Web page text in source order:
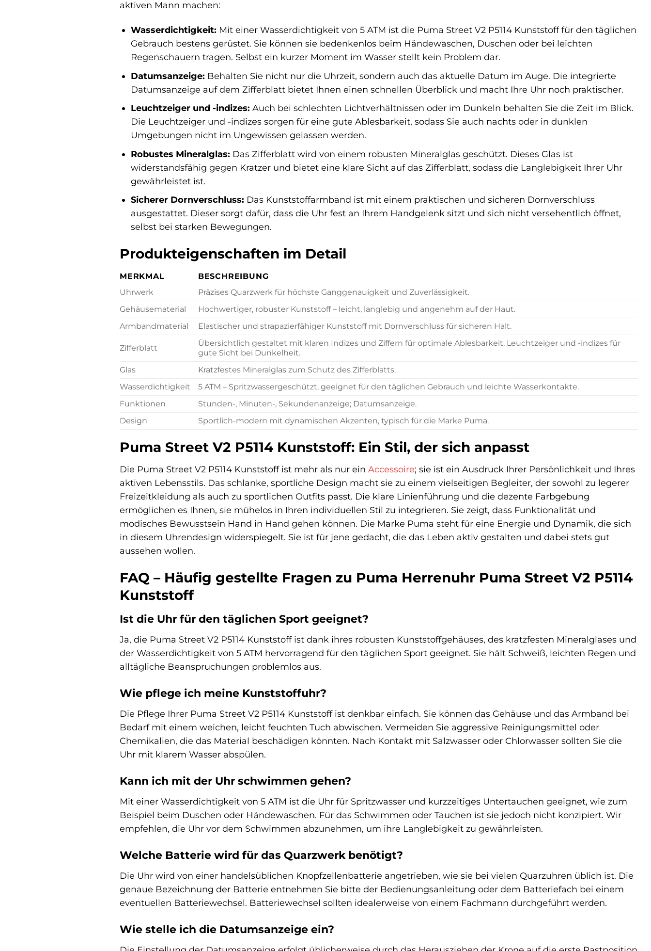
aktiven Mann machen:
Wasserdichtigkeit: Mit einer Wasserdichtigkeit von 5 ATM ist die Puma Street V2 P5114 Kunststoff für den täglichen
Gebrauch bestens gerüstet. Sie können sie bedenkenlos beim Händewaschen, Duschen oder bei leichten
Regenschauern tragen. Selbst ein kurzer Moment im Wasser stellt kein Problem dar.
Datumsanzeige: Behalten Sie nicht nur die Uhrzeit, sondern auch das aktuelle Datum im Auge. Die integrierte
Datumsanzeige auf dem Zifferblatt bietet Ihnen einen schnellen Überblick und macht Ihre Uhr noch praktischer.
Leuchtzeiger und -indizes: Auch bei schlechten Lichtverhältnissen oder im Dunkeln behalten Sie die Zeit im Blick.
Die Leuchtzeiger und -indizes sorgen für eine gute Ablesbarkeit, sodass Sie auch nachts oder in dunklen
Umgebungen nicht im Ungewissen gelassen werden.
Robustes Mineralglas: Das Zifferblatt wird von einem robusten Mineralglas geschützt. Dieses Glas ist
widerstandsfähig gegen Kratzer und bietet eine klare Sicht auf das Zifferblatt, sodass die Langlebigkeit Ihrer Uhr
gewährleistet ist.
Sicherer Dornverschluss: Das Kunststoffarmband ist mit einem praktischen und sicheren Dornverschluss
ausgestattet. Dieser sorgt dafür, dass die Uhr fest an Ihrem Handgelenk sitzt und sich nicht versehentlich öffnet,
selbst bei starken Bewegungen.
Produkteigenschaften im Detail
MERKMAL
BESCHREIBUNG
Uhrwerk
Präzises Quarzwerk für höchste Ganggenauigkeit und Zuverlässigkeit.
Gehäusematerial
Hochwertiger, robuster Kunststoff – leicht, langlebig und angenehm auf der Haut.
Armbandmaterial
Elastischer und strapazierfähiger Kunststoff mit Dornverschluss für sicheren Halt.
Zifferblatt
Übersichtlich gestaltet mit klaren Indizes und Ziffern für optimale Ablesbarkeit. Leuchtzeiger und -indizes für
gute Sicht bei Dunkelheit.
Glas
Kratzfestes Mineralglas zum Schutz des Zifferblatts.
Wasserdichtigkeit
5 ATM – Spritzwassergeschützt, geeignet für den täglichen Gebrauch und leichte Wasserkontakte.
Funktionen
Stunden-, Minuten-, Sekundenanzeige; Datumsanzeige.
Design
Sportlich-modern mit dynamischen Akzenten, typisch für die Marke Puma.
Puma Street V2 P5114 Kunststoff: Ein Stil, der sich anpasst
Die Puma Street V2 P5114 Kunststoff ist mehr als nur ein Accessoire; sie ist ein Ausdruck Ihrer Persönlichkeit und Ihres
aktiven Lebensstils. Das schlanke, sportliche Design macht sie zu einem vielseitigen Begleiter, der sowohl zu legerer
Freizeitkleidung als auch zu sportlichen Outfits passt. Die klare Linienführung und die dezente Farbgebung
ermöglichen es Ihnen, sie mühelos in Ihren individuellen Stil zu integrieren. Sie zeigt, dass Funktionalität und
modisches Bewusstsein Hand in Hand gehen können. Die Marke Puma steht für eine Energie und Dynamik, die sich
in diesem Uhrendesign widerspiegelt. Sie ist für jene gedacht, die das Leben aktiv gestalten und dabei stets gut
aussehen wollen.
FAQ – Häufig gestellte Fragen zu Puma Herrenuhr Puma Street V2 P5114
Kunststoff
Ist die Uhr für den täglichen Sport geeignet?
Ja, die Puma Street V2 P5114 Kunststoff ist dank ihres robusten Kunststoffgehäuses, des kratzfesten Mineralglases und
der Wasserdichtigkeit von 5 ATM hervorragend für den täglichen Sport geeignet. Sie hält Schweiß, leichten Regen und
alltägliche Beanspruchungen problemlos aus.
Wie pflege ich meine Kunststoffuhr?
Die Pflege Ihrer Puma Street V2 P5114 Kunststoff ist denkbar einfach. Sie können das Gehäuse und das Armband bei
Bedarf mit einem weichen, leicht feuchten Tuch abwischen. Vermeiden Sie aggressive Reinigungsmittel oder
Chemikalien, die das Material beschädigen könnten. Nach Kontakt mit Salzwasser oder Chlorwasser sollten Sie die
Uhr mit klarem Wasser abspülen.
Kann ich mit der Uhr schwimmen gehen?
Mit einer Wasserdichtigkeit von 5 ATM ist die Uhr für Spritzwasser und kurzzeitiges Untertauchen geeignet, wie zum
Beispiel beim Duschen oder Händewaschen. Für das Schwimmen oder Tauchen ist sie jedoch nicht konzipiert. Wir
empfehlen, die Uhr vor dem Schwimmen abzunehmen, um ihre Langlebigkeit zu gewährleisten.
Welche Batterie wird für das Quarzwerk benötigt?
Die Uhr wird von einer handelsüblichen Knopfzellenbatterie angetrieben, wie sie bei vielen Quarzuhren üblich ist. Die
genaue Bezeichnung der Batterie entnehmen Sie bitte der Bedienungsanleitung oder dem Batteriefach bei einem
eventuellen Batteriewechsel. Batteriewechsel sollten idealerweise von einem Fachmann durchgeführt werden.
Wie stelle ich die Datumsanzeige ein?